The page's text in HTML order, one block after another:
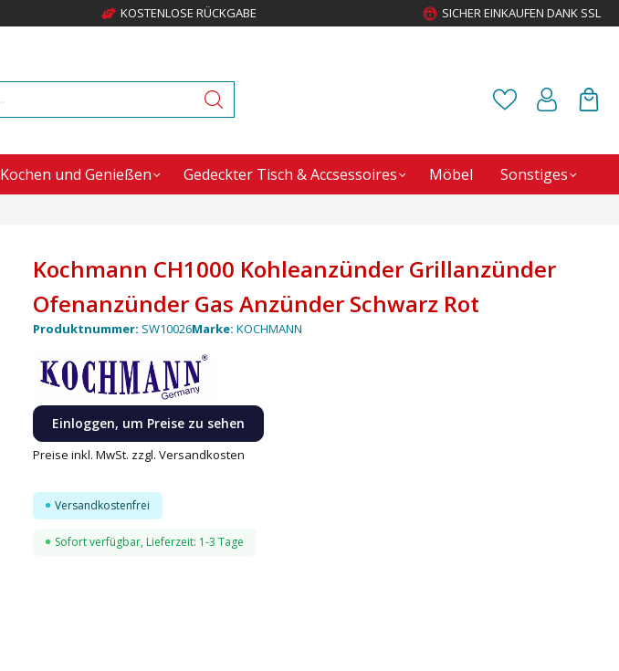
KOSTENLOSE RÜCKGABE SICHER EINKAUFEN DANK SSL
Kochen und Genießen Gedeckter Tisch & Accsessoires Möbel Sonstiges
Kochmann CH1000 Kohleanzünder Grillanzünder
Ofenanzünder Gas Anzünder Schwarz Rot
Produktnummer: SW10026Marke: KOCHMANN
Einloggen, um Preise zu sehen
Preise inkl. MwSt. zzgl. Versandkosten
Versandkostenfrei
Sofort verfügbar, Lieferzeit: 1-3 Tage